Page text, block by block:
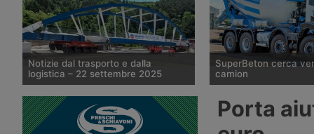
Notizie dal trasporto e dalla
logistica – 22 settembre 2025
Nuovi orari al Tunnel del Tenda – Test
estivi per camion a idrogeno –
Accordo AeroGround Lufthansa –
SuperBeton cerca
camion
autisti di autobetoniera
Porta